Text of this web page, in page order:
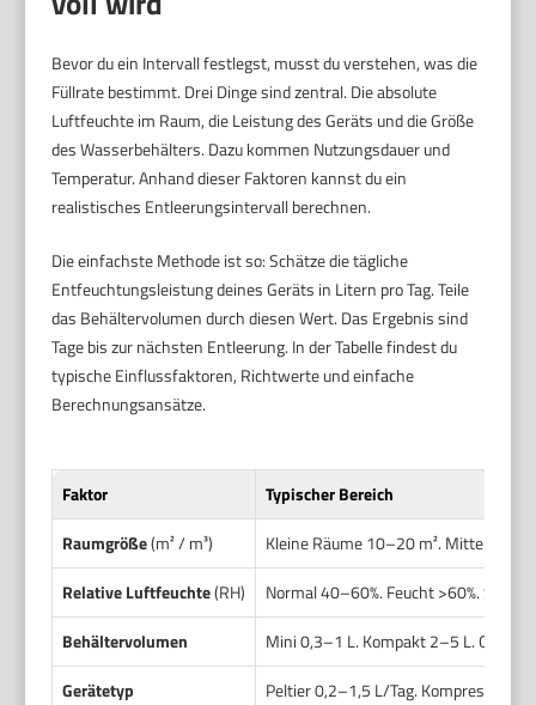
Bevor du ein Intervall festlegst, musst du verstehen, was die
Füllrate bestimmt. Drei Dinge sind zentral. Die absolute
Luftfeuchte im Raum, die Leistung des Geräts und die Größe
des Wasserbehälters. Dazu kommen Nutzungsdauer und
Temperatur. Anhand dieser Faktoren kannst du ein
realistisches Entleerungsintervall berechnen.
Die einfachste Methode ist so: Schätze die tägliche
Entfeuchtungsleistung deines Geräts in Litern pro Tag. Teile
das Behältervolumen durch diesen Wert. Das Ergebnis sind
Tage bis zur nächsten Entleerung. In der Tabelle findest du
typische Einflussfaktoren, Richtwerte und einfache
Berechnungsansätze.
Faktor
Typischer Bereich
Raumgröße(m² / m³)
Kleine Räume 10–20 m². Mittel
Relative Luftfeuchte(RH)
Normal 40–60%. Feucht >60%. Sehr
Behältervolumen
Mini 0,3–1 L. Kompakt 2–5 L. Groß
Gerätetyp
Peltier 0,2–1,5 L/Tag. Kompressor